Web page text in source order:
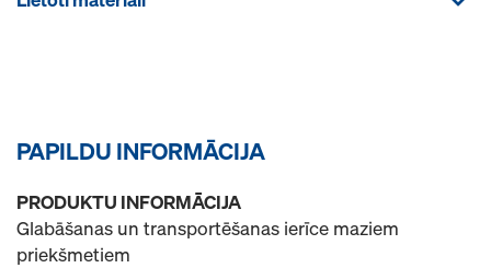
PAPILDU INFORMĀCIJA
PRODUKTU INFORMĀCIJA
Glabāšanas un transportēšanas ierīce maziem
priekšmetiem